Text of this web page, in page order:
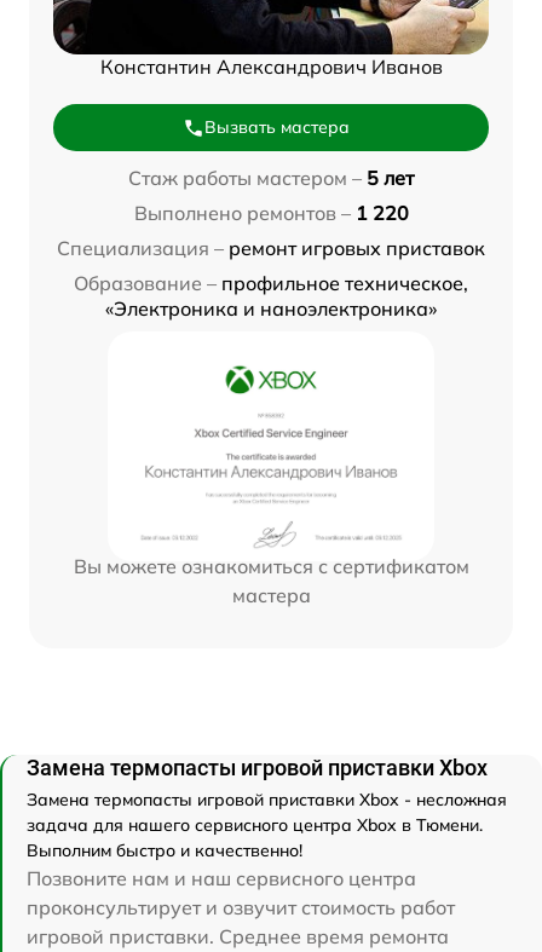
Константин Александрович Иванов
Вызвать мастера
Стаж работы мастером – 5 лет
Выполнено ремонтов – 1 220
Специализация – ремонт игровых приставок
Образование – профильное техническое,
«Электроника и наноэлектроника»
Вы можете ознакомиться с сертификатом
мастера
Замена термопасты игровой приставки Xbox
Замена термопасты игровой приставки Xbox - несложная
задача для нашего сервисного центра Xbox в Тюмени.
Выполним быстро и качественно!
Позвоните нам и наш сервисного центра
проконсультирует и озвучит стоимость работ
игровой приставки. Среднее время ремонта